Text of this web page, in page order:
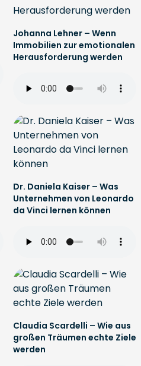
Johanna Lehner – Wenn
Immobilien zur emotionalen
Herausforderung werden
Dr. Daniela Kaiser – Was
Unternehmen von Leonardo
da Vinci lernen können
Claudia Scardelli – Wie aus
großen Träumen echte Ziele
werden